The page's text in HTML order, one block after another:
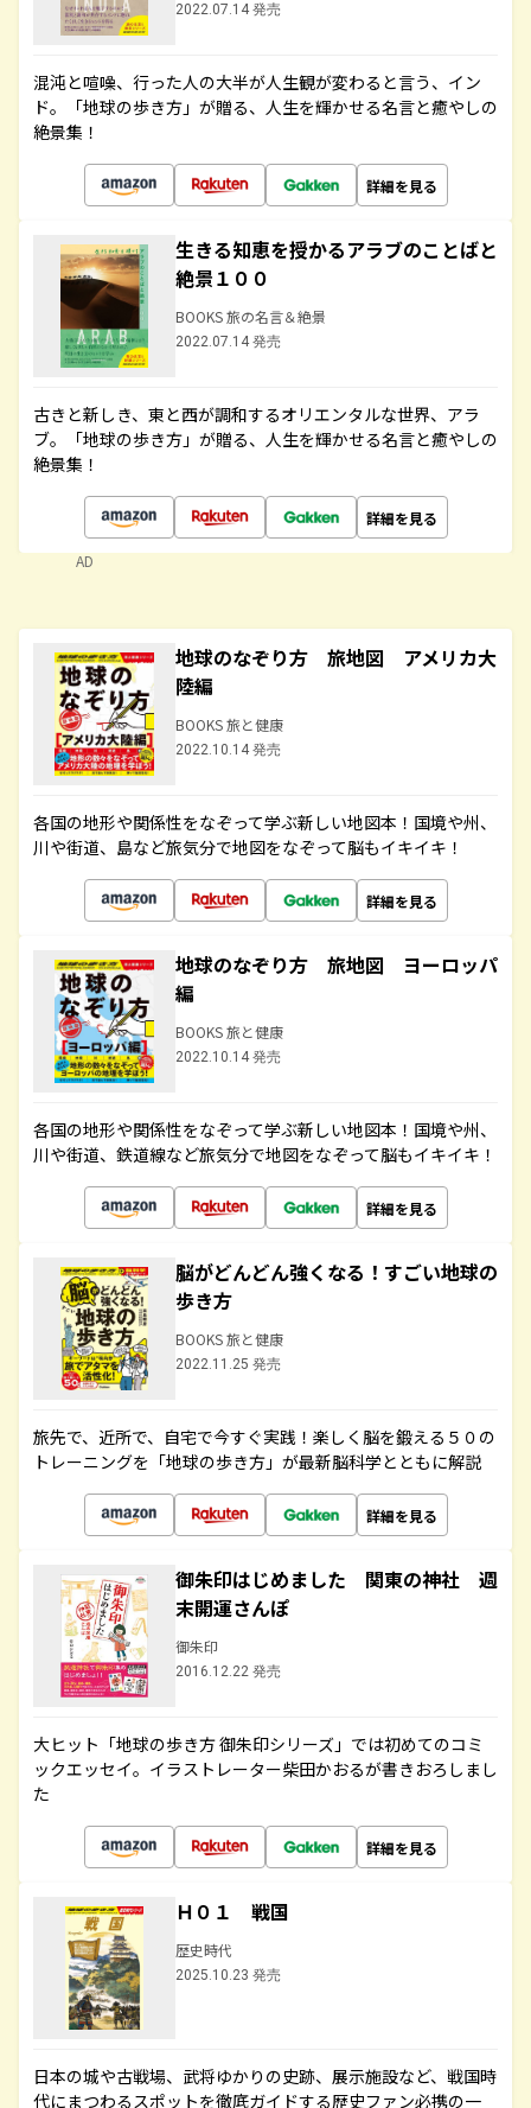
2022.07.14 発売
混沌と喧噪、行った人の大半が人生観が変わると言う、イン
ド。「地球の歩き方」が贈る、人生を輝かせる名言と癒やしの
絶景集！
詳細を見る
生きる知恵を授かるアラブのことばと
絶景１００
BOOKS 旅の名言＆絶景
2022.07.14 発売
古きと新しき、東と西が調和するオリエンタルな世界、アラ
ブ。「地球の歩き方」が贈る、人生を輝かせる名言と癒やしの
絶景集！
詳細を見る
AD
地球のなぞり方 旅地図 アメリカ大
陸編
BOOKS 旅と健康
2022.10.14 発売
各国の地形や関係性をなぞって学ぶ新しい地図本！国境や州、
川や街道、島など旅気分で地図をなぞって脳もイキイキ！
詳細を見る
地球のなぞり方 旅地図 ヨーロッパ
編
BOOKS 旅と健康
2022.10.14 発売
各国の地形や関係性をなぞって学ぶ新しい地図本！国境や州、
川や街道、鉄道線など旅気分で地図をなぞって脳もイキイキ！
詳細を見る
脳がどんどん強くなる！すごい地球の
歩き方
BOOKS 旅と健康
2022.11.25 発売
旅先で、近所で、自宅で今すぐ実践！楽しく脳を鍛える５０の
トレーニングを「地球の歩き方」が最新脳科学とともに解説
詳細を見る
御朱印はじめました 関東の神社 週
末開運さんぽ
御朱印
2016.12.22 発売
大ヒット「地球の歩き方 御朱印シリーズ」では初めてのコミ
ックエッセイ。イラストレーター柴田かおるが書きおろしまし
た
詳細を見る
Ｈ０１ 戦国
歴史時代
2025.10.23 発売
日本の城や古戦場、武将ゆかりの史跡、展示施設など、戦国時
代にまつわるスポットを徹底ガイドする歴史ファン必携の一